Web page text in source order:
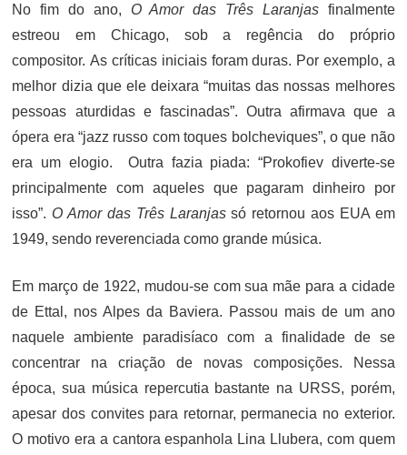
No fim do ano, O Amor das Três Laranjasfinalmente
estreou em Chicago, sob a regência do próprio
compositor. As críticas iniciais foram duras. Por exemplo, a
melhor dizia que ele deixara “muitas das nossas melhores
pessoas aturdidas e fascinadas”. Outra afirmava que a
ópera era “jazz russo com toques bolcheviques”, o que não
era um elogio. Outra fazia piada: “Prokofiev diverte-se
principalmente com aqueles que pagaram dinheiro por
isso”. O Amor das Três Laranjassó retornou aos EUA em
1949, sendo reverenciada como grande música.
Em março de 1922, mudou-se com sua mãe para a cidade
de Ettal, nos Alpes da Baviera. Passou mais de um ano
naquele ambiente paradisíaco com a finalidade de se
concentrar na criação de novas composições. Nessa
época, sua música repercutia bastante na URSS, porém,
apesar dos convites para retornar, permanecia no exterior.
O motivo era a cantora espanhola Lina Llubera, com quem